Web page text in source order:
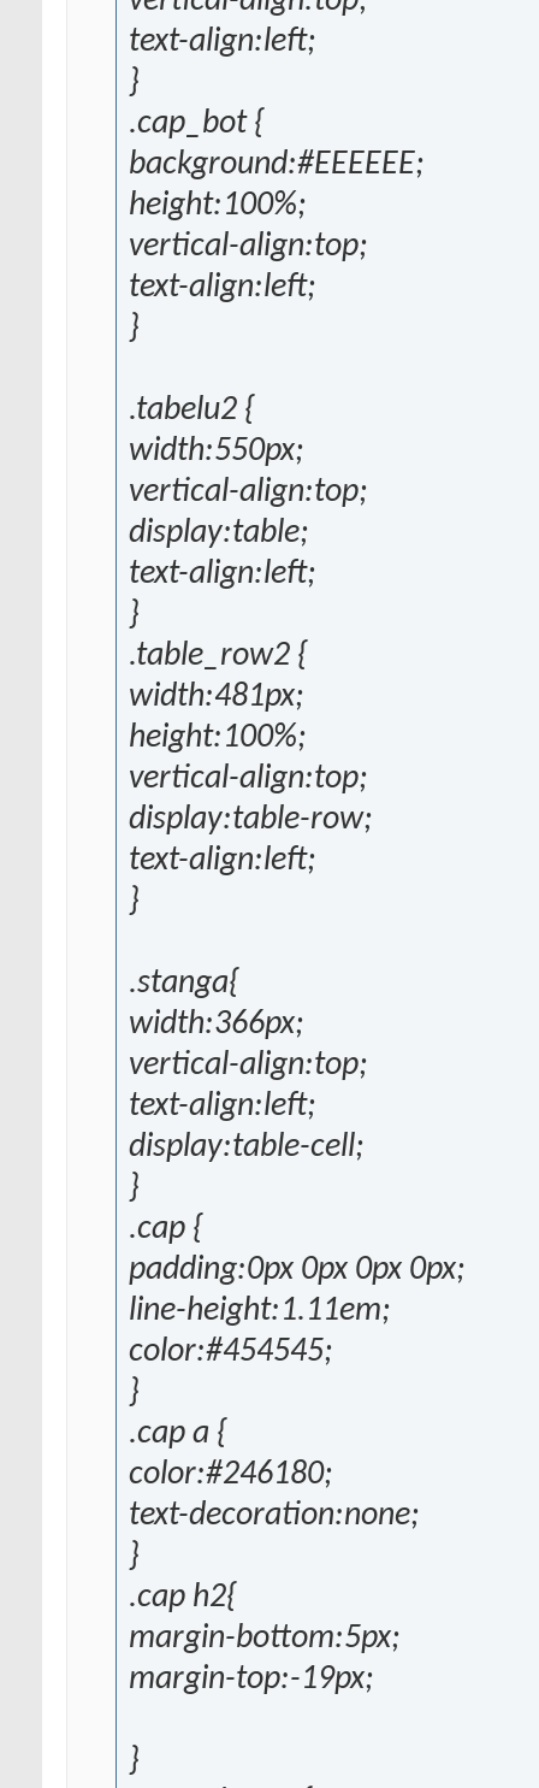
text-align:left;
}
.cap_bot {
background:#EEEEEE;
height:100%;
vertical-align:top;
text-align:left;
}
.tabelu2 {
width:550px;
vertical-align:top;
display:table;
text-align:left;
}
.table_row2 {
width:481px;
height:100%;
vertical-align:top;
display:table-row;
text-align:left;
}
.stanga{
width:366px;
vertical-align:top;
text-align:left;
display:table-cell;
}
.cap {
padding:0px 0px 0px 0px;
line-height:1.11em;
color:#454545;
}
.cap a {
color:#246180;
text-decoration:none;
}
.cap h2{
margin-bottom:5px;
margin-top:-19px;
}